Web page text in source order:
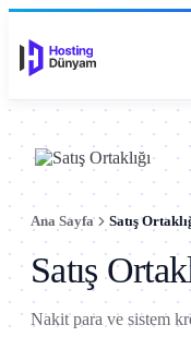
Ana Sayfa Satış
Satış
Nakit para ve sistem